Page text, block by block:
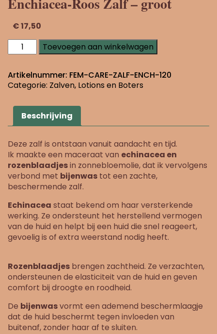
€17,50
Enchiacea-
Roos
-
groot
Toevoegen aan winkelwagen
Artikelnummer: FEM-CARE-ZALF-ENCH-120
Categorie: Zalven, Lotions en Boters
Beschrijving
Deze zalf is ontstaan vanuit aandacht en tijd.
Ik maakte een maceraat van echinacea en
rozenblaadjesin zonnebloemolie, dat ik vervolgens
verbond met bijenwas tot een zachte,
beschermende zalf.
Echinacea staat bekend om haar versterkende
werking. Ze ondersteunt het herstellend vermogen
van de huid en helpt bij een huid die snel reageert,
gevoelig is of extra weerstand nodig heeft.
Rozenblaadjes brengen zachtheid. Ze verzachten,
ondersteunen de elasticiteit van de huid en geven
comfort bij droogte en roodheid.
De bijenwasvormt een ademend beschermlaagje
dat de huid beschermt tegen invloeden van
buitenaf, zonder haar af te sluiten.